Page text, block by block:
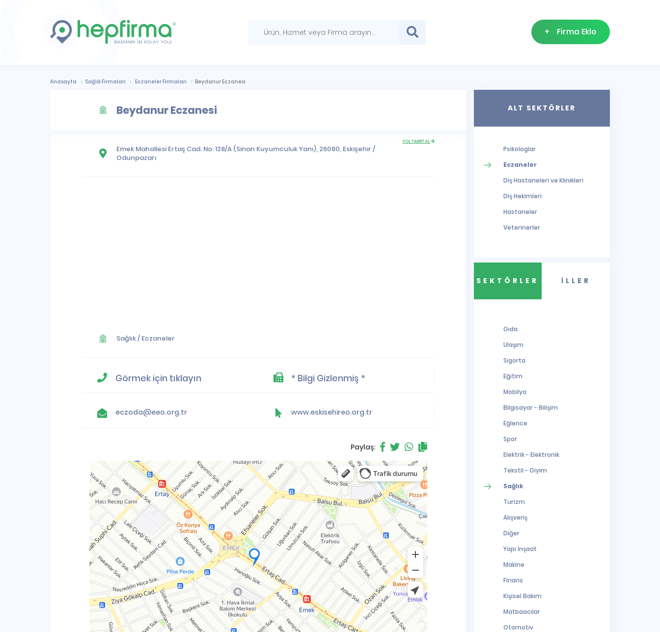
+ Firma Ekle
Anasayfa Sağlık Firmaları Eczaneler Firmaları Beydanur Eczanesi
Beydanur Eczanesi
Emek Mahallesi Ertaş Cad. No: 128/A (Sinan Kuyumculuk Yanı), 26080, Eskişehir /
Odunpazarı
YOL TARİFİ AL
Sağlık/ Eczaneler
Görmek için tıklayın * Bilgi Gizlenmiş *
eczoda@eeo.org.tr www.eskisehireo.org.tr
Paylaş:
ALT SEKTÖRLER
Psikologlar
Eczaneler
Diş Hastaneleri ve Klinikleri
Diş Hekimleri
Hastaneler
Veterinerler
SEKTÖRLER İLLER
Gıda
Ulaşım
Sigorta
Eğitim
Mobilya
Bilgisayar - Bilişim
Eğlence
Spor
Elektrik - Elektronik
Tekstil - Giyim
Sağlık
Turizm
Alışveriş
Diğer
Yapı İnşaat
Makine
Finans
Kişisel Bakım
Matbaacılar
Otomotiv